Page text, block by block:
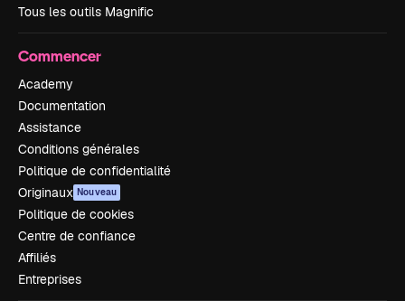
Tous les outils Magnific
Commencer
Academy
Documentation
Assistance
Conditions générales
Politique de confidentialité
Originaux Nouveau
Politique de cookies
Centre de confiance
Affiliés
Entreprises